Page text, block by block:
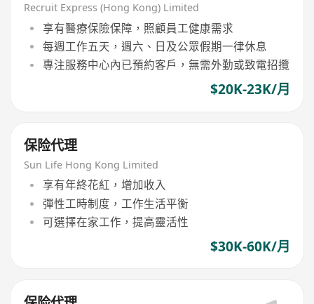
Recruit Express (Hong Kong) Limited
享有醫療保險保障，照顧員工健康需求
每週工作五天，週六、日及公眾假期一律休息
專注服務中心內已預約客戶，無需外勤或致電招攬
$20K-23K/月
保险代理
Sun Life Hong Kong Limited
享有年終花紅，增加收入
彈性工時制度，工作生活平衡
可選擇在家工作，提高靈活性
$30K-60K/月